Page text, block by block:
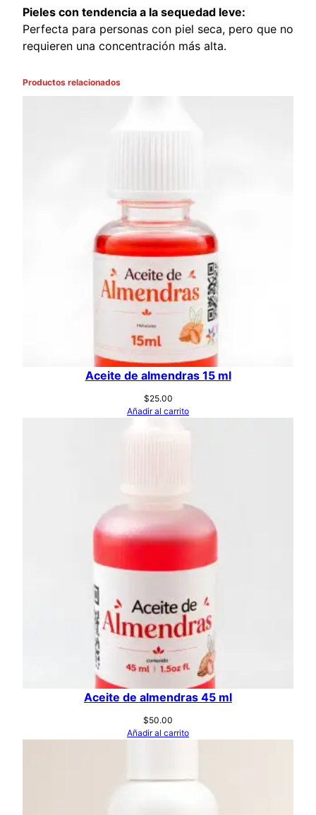
Pieles con tendencia a la sequedad leve:
Perfecta para personas con piel seca, pero que no
requieren una concentración más alta.
Productos relacionados
Aceite de almendras 15 ml
$25.00
Añadir al carrito
Aceite de almendras 45 ml
$50.00
Añadir al carrito